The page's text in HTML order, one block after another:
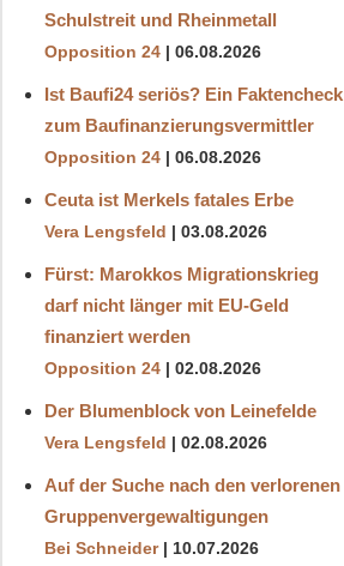
Schulstreit und Rheinmetall
Opposition 24 06.08.2026
Ist Baufi24 seriös? Ein Faktencheck
zum Baufinanzierungsvermittler
Opposition 24 06.08.2026
Ceuta ist Merkels fatales Erbe
Vera Lengsfeld 03.08.2026
Fürst: Marokkos Migrationskrieg
darf nicht länger mit EU-Geld
finanziert werden
Opposition 24 02.08.2026
Der Blumenblock von Leinefelde
Vera Lengsfeld 02.08.2026
Auf der Suche nach den verlorenen
Gruppenvergewaltigungen
Bei Schneider 10.07.2026